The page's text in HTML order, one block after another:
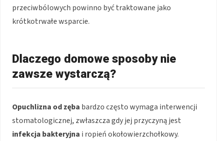
przeciwbólowych powinno być traktowane jako
krótkotrwałe wsparcie.
Dlaczego domowe sposoby nie
zawsze wystarczą?
Opuchlizna od zęba bardzo często wymaga interwencji
stomatologicznej, zwłaszcza gdy jej przyczyną jest
infekcja bakteryjna i ropień okołowierzchołkowy.